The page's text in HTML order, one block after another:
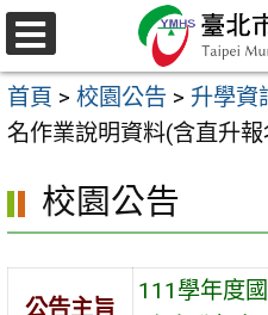
跳
至
主
要
容
區
選
單
首頁 > 校園公告 > 升學資
名作業說明資料(含直升
校園公告
公告主旨
111學年度